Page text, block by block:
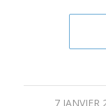
7 JANVIER
/